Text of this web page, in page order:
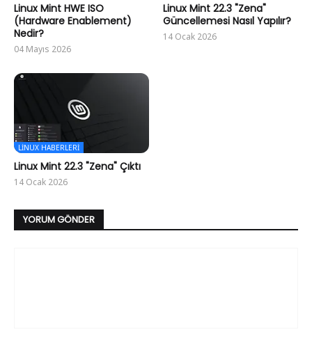
Linux Mint HWE ISO
(Hardware Enablement)
Nedir?
04 Mayıs 2026
Linux Mint 22.3 "Zena"
Güncellemesi Nasıl Yapılır?
14 Ocak 2026
LINUX HABERLERI
Linux Mint 22.3 "Zena" Çıktı
14 Ocak 2026
YORUM GÖNDER